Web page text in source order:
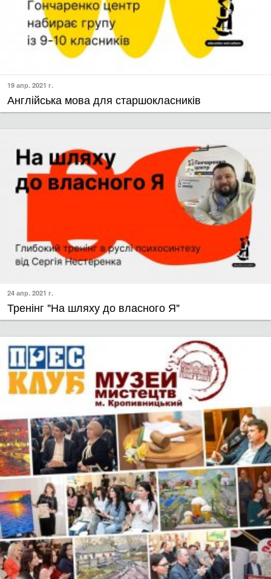
19 апр. 2021 г.
​Англійська мова для старшокласників
24 апр. 2021 г.
Тренінг "​На шляху до власного Я"